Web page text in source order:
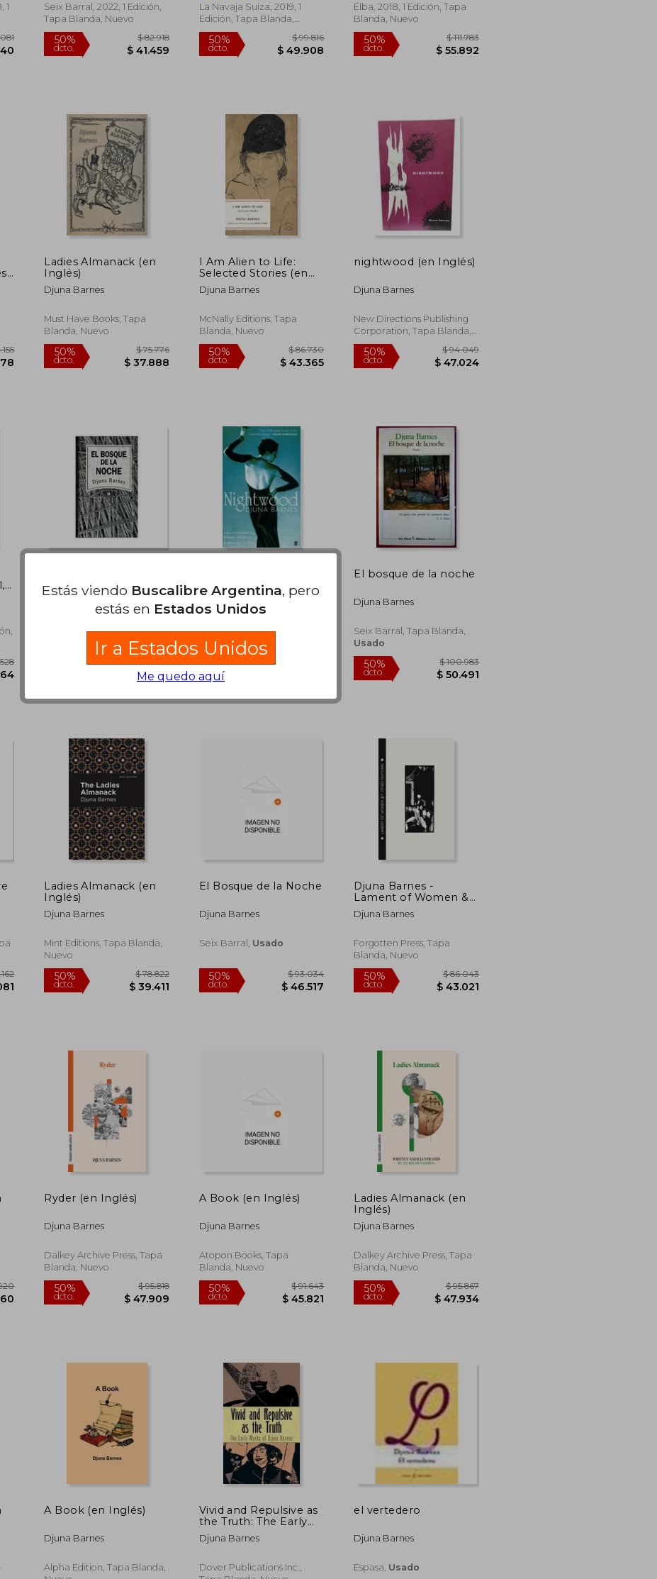
1
Seix Barral, 2022, 1 Edición,
Tapa Blanda, Nuevo
50%
dcto.
La Navaja Suiza, 2019, 1
Edición, Tapa Blanda,
Nuevo
50%
dcto.
$ 99.816
$ 49.908
Elba, 2018, 1 Edición, Tapa
Blanda, Nuevo
50%
dcto.
Ladies Almanack (en
Inglés)
Djuna Barnes
Must Have Books, Tapa
Blanda, Nuevo
50%
dcto.
I Am Alien to Life:
Selected Stories (en
Inglés)
Djuna Barnes
McNally Editions, Tapa
Blanda, Nuevo
50%
dcto.
$ 86.730
$ 43.365
nightwood (en Inglés)
Djuna Barnes
New Directions Publishing
Corporation, Tapa Blanda,
Nuevo
50%
dcto.
$ 45.264
-,, Tapa Dura,Usado
50%
dcto. $ 42.305
Djuna Barnes
Faber And Faber, Tapa
Blanda, Nuevo
$ 86.018
$ 43.009
El bosque de la noche
Djuna Barnes
Seix Barral, Tapa Blanda,
Usado
$ 41.081
Ladies Almanack (en
Inglés)
Djuna Barnes
Mint Editions, Tapa Blanda,
Nuevo
50%
dcto. $ 39.411
El Bosque de la Noche
Djuna Barnes
Seix Barral, Usado
50%
dcto. $ 46.517
Djuna Barnes -
Lament of Women &
Other Rhythms
(Forgotten Poets) (en
Djuna Barnes
Forgotten Press, Tapa
Blanda, Nuevo
50%
dcto.
$ 92.920
Ryder (en Inglés)
Djuna Barnes
Dalkey Archive Press, Tapa
Blanda, Nuevo
50% $ 95.818
A Book (en Inglés)
Djuna Barnes
Atopon Books, Tapa
Blanda, Nuevo
$ 91.643
Ladies Almanack (en
Inglés)
Djuna Barnes
Dalkey Archive Press, Tapa
Blanda, Nuevo
A Book (en Inglés)
Djuna Barnes
Alpha Edition, Tapa Blanda,
Vivid and Repulsive as
the Truth: The Early
Works of Djuna Barnes
Djuna Barnes
Dover Publications Inc.,
el vertedero
Djuna Barnes
Espasa, Usado
Estás viendo Buscalibre Argentina, pero
estás en Estados Unidos
Ir a Estados Unidos
Me quedo aquí